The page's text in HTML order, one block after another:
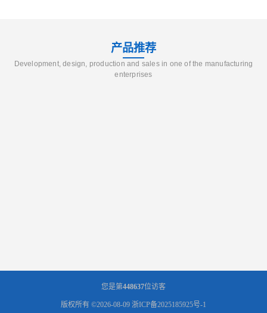
产品推荐
Development, design, production and sales in one of the manufacturing
enterprises
您是第448637位访客
版权所有 ©2026-08-09 浙ICP备2025185925号-1